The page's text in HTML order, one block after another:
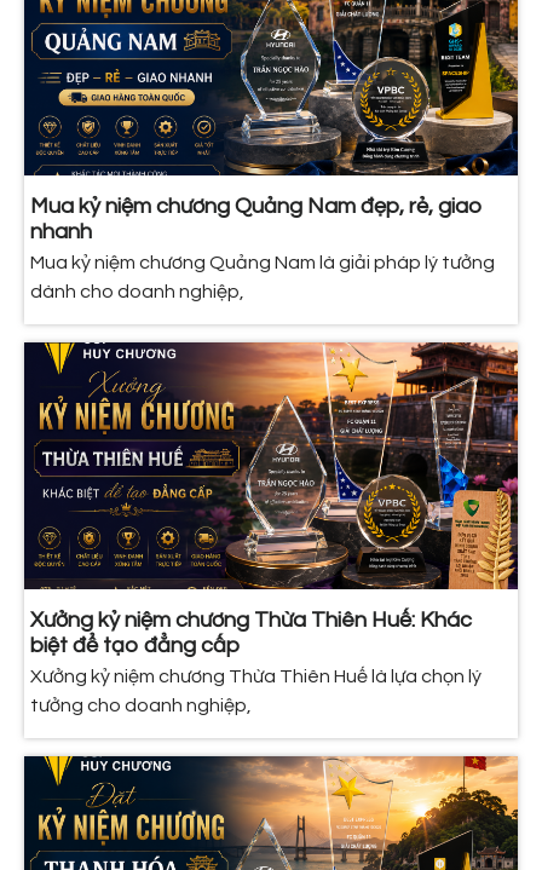
Mua kỷ niệm chương Quảng Nam đẹp, rẻ, giao
nhanh
Mua kỷ niệm chương Quảng Nam là giải pháp lý tưởng
dành cho doanh nghiệp,
Xưởng kỷ niệm chương Thừa Thiên Huế: Khác
biệt để tạo đẳng cấp
Xưởng kỷ niệm chương Thừa Thiên Huế là lựa chọn lý
tưởng cho doanh nghiệp,